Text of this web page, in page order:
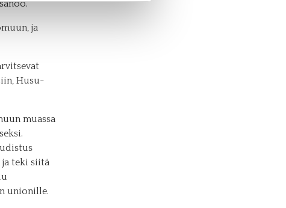
ja
Husu-
muassa
teki siitä
unionille.